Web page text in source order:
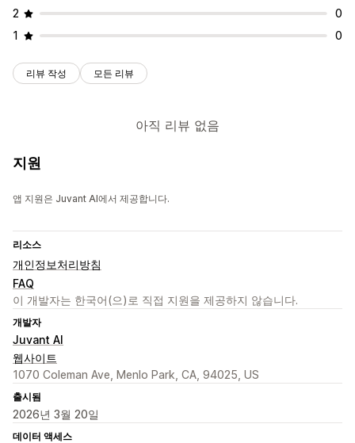
2
0
1
0
리뷰 작성 모든 리뷰
아직 리뷰 없음
지원
앱 지원은 Juvant AI에서 제공합니다.
리소스
개인정보처리방침
FAQ
이 개발자는 한국어(으)로 직접 지원을 제공하지 않습니다.
개발자
Juvant AI
웹사이트
1070 Coleman Ave, Menlo Park, CA, 94025, US
출시됨
2026년 3월 20일
데이터 액세스